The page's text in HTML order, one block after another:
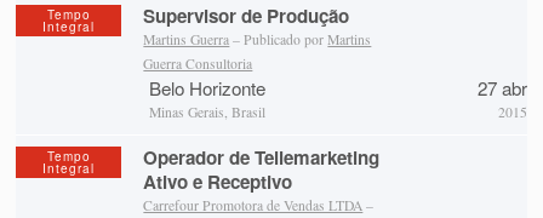
Tempo
Integral Supervisor de Produção
Martins Guerra – Publicado porMartins
Guerra Consultoria
Belo Horizonte
Minas Gerais, Brasil
27 abr
2015
Tempo
Integral
Operador de Tellemarketing
Ativo e Receptivo
Carrefour Promotora de Vendas LTDA –